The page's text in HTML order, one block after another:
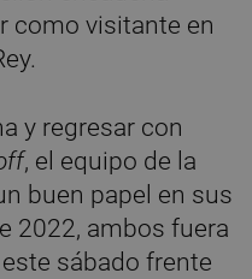
como visitante en
y regresar con
, el equipo de la
buen papel en sus
2022, ambos fuera
sábado frente